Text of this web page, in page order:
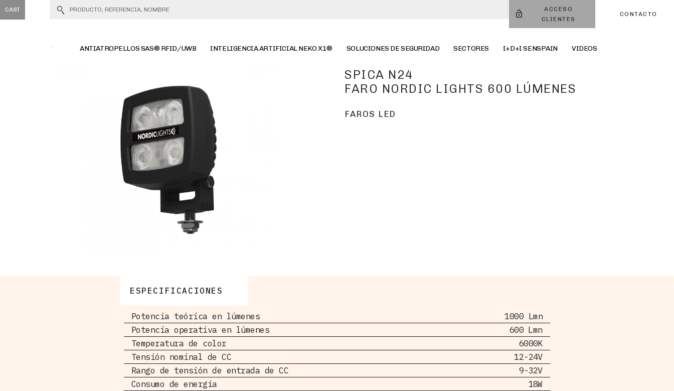
CAST
ACCESO
CLIENTES
CONTACTO
ANTIATROPELLOS SAS® RFID/UWB INTELIGENCIA ARTIFICIAL NEKO X1® SOLUCIONES DE SEGURIDAD SECTORES I+D+I SENSPAIN VIDEOS
SPICA N24
FARO NORDIC LIGHTS 600 LÚMENES
FAROS LED
ESPECIFICACIONES
Potencia teórica en lúmenes
1000 Lmn
Potencia operativa en lúmenes
600 Lmn
Temperatura de color
6000K
Tensión nominal de CC
12-24V
Rango de tensión de entrada de CC
9-32V
Consumo de energía
18W